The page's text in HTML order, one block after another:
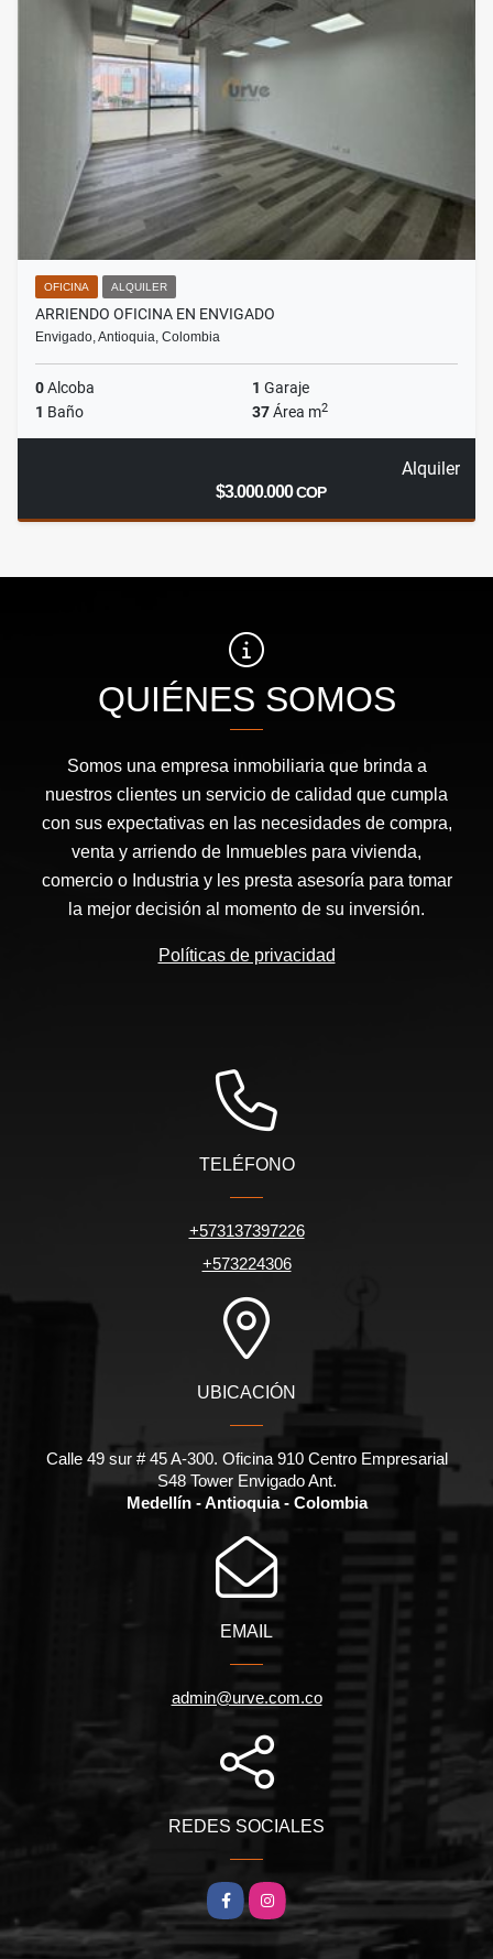
OFICINA ALQUILER
ARRIENDO OFICINA EN ENVIGADO
Envigado, Antioquia, Colombia
0Alcoba 1 Garaje
1 Baño 37Área m2
Alquiler
$3.000.000COP
QUIÉNES SOMOS
Somos una empresa inmobiliaria que brinda a
nuestros clientes un servicio de calidad que cumpla
con sus expectativas en las necesidades de compra,
venta y arriendo de Inmuebles para vivienda,
comercio o Industria y les presta asesoría para tomar
la mejor decisión al momento de su inversión.
Políticas de privacidad
TELÉFONO
+573137397226
+573224306
UBICACIÓN
Calle 49 sur # 45 A-300. Oficina 910 Centro Empresarial
S48 Tower Envigado Ant.
Medellín - Antioquia - Colombia
EMAIL
admin@urve.com.co
REDES SOCIALES
FacebookInstagram